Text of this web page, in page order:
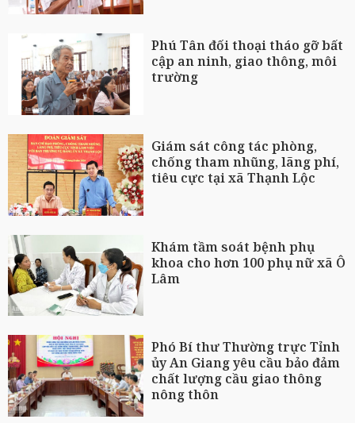
Phú Tân đối thoại tháo gỡ bất
cập an ninh, giao thông, môi
trường
Giám sát công tác phòng,
chống tham nhũng, lãng phí,
tiêu cực tại xã Thạnh Lộc
Khám tầm soát bệnh phụ
khoa cho hơn 100 phụ nữ xã Ô
Lâm
Phó Bí thư Thường trực Tỉnh
ủy An Giang yêu cầu bảo đảm
chất lượng cầu giao thông
nông thôn